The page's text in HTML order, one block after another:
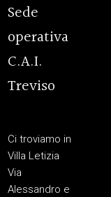
Sede
operativa
C.A.I.
Treviso
Ci troviamo in
Villa Letizia
Via
Alessandro e